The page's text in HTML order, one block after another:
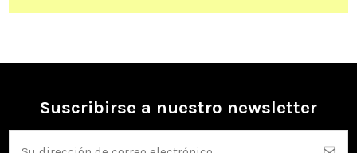
Suscribirse a nuestro newsletter